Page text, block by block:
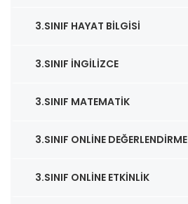
3.SINIF HAYAT BILGISI
3.SINIF İNGILIZCE
3.SINIF MATEMATIK
3.SINIF ONLINE DEĞERLENDIRME
3.SINIF ONLINE ETKINLIK